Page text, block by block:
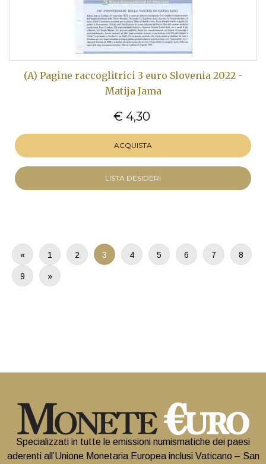
(A) Pagine raccoglitrici 3 euro Slovenia 2022 -
Matija Jama
€ 4,30
ACQUISTA
LISTA DESIDERI
« 1 2 3 4 5 6 7 8
9 »
Specializzati in tutte le emissioni numismatiche dei paesi
aderenti all’Unione Monetaria Europea inclusi Vaticano – San